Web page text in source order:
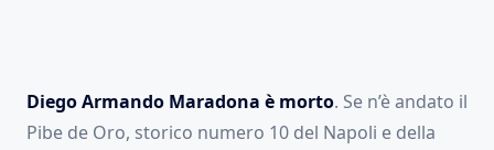
Diego Armando Maradona è morto. Se n’è andato il
Pibe de Oro, storico numero 10 del Napoli e della